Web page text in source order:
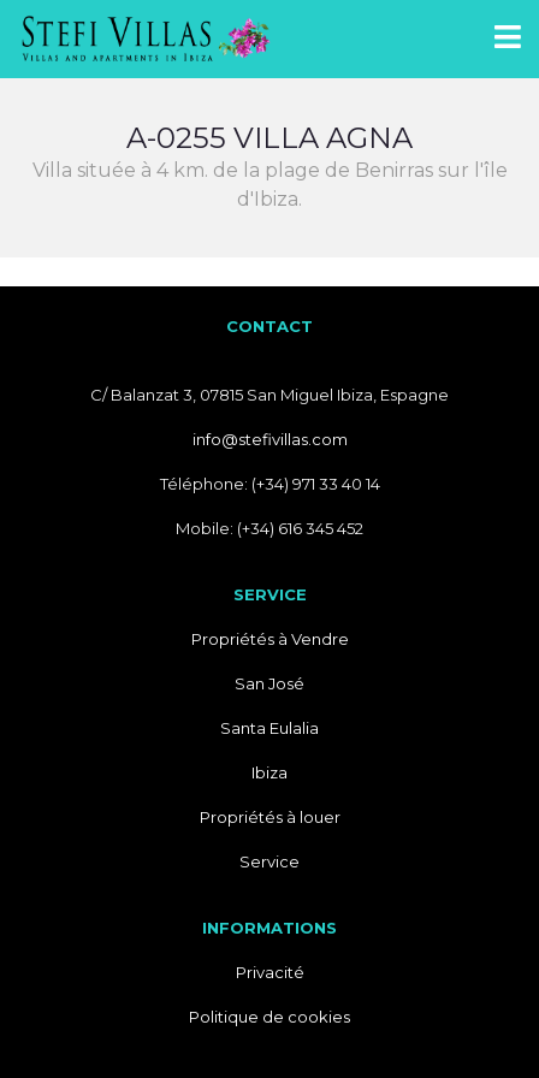
A-0255 VILLA AGNA
Villa située à 4 km. de la plage de Benirras sur l'île
d'Ibiza.
CONTACT
C/ Balanzat 3, 07815 San Miguel Ibiza, Espagne
info@stefivillas.com
Téléphone: (+34) 971 33 40 14
Mobile: (+34) 616 345 452
SERVICE
Propriétés à Vendre
San José
Santa Eulalia
Ibiza
Propriétés à louer
Service
INFORMATIONS
Privacité
Politique de cookies